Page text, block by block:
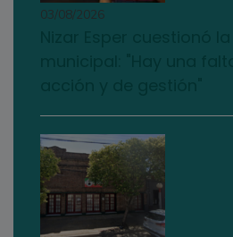
03/08/2026